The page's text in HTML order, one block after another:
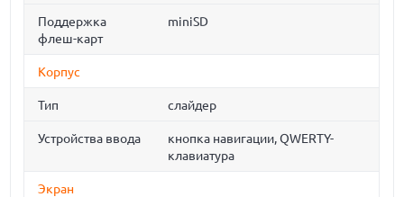
Поддержка
флеш-карт
miniSD
Корпус
Тип слайдер
Устройства ввода
кнопка навигации, QWERTY-
клавиатура
Экран